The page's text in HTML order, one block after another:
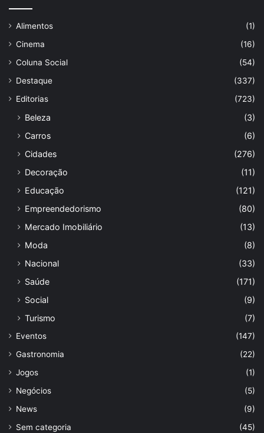
Alimentos
(1)
Cinema
(16)
Coluna Social
(54)
Destaque
(337)
Editorias
(723)
Beleza
(3)
Carros
(6)
Cidades
(276)
Decoração
(11)
Educação
(121)
Empreendedorismo
(80)
Mercado Imobiliário
(13)
Moda
(8)
Nacional
(33)
Saúde
(171)
Social
(9)
Turismo
(7)
Eventos
(147)
Gastronomia
(22)
Jogos
(1)
Negócios
(5)
News
(9)
Sem categoria
(45)